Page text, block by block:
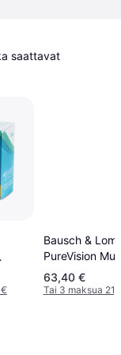
saattavat
Bausch &
PureVision
6-pack
63,40 €
Tai 3 maksua